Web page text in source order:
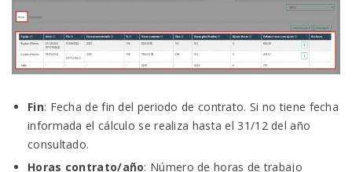
Fin: Fecha de fin del periodo de contrato. Si no tiene fecha
informada el cálculo se realiza hasta el 31/12 del año
consultado.
Horas contrato/año: Número de horas de trabajo